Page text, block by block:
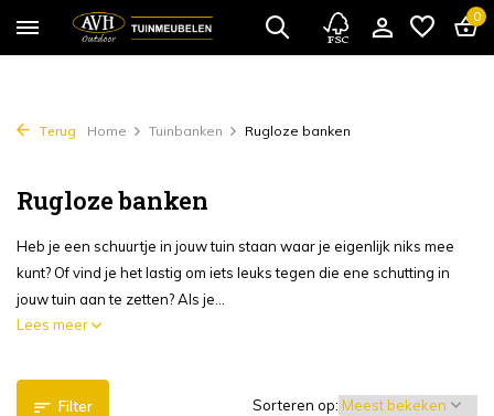
0
Terug Home Tuinbanken Rugloze banken
Rugloze banken
Heb je een schuurtje in jouw tuin staan waar je eigenlijk niks mee
kunt? Of vind je het lastig om iets leuks tegen die ene schutting in
jouw tuin aan te zetten? Als je...
Lees meer
Filter Sorteren op: